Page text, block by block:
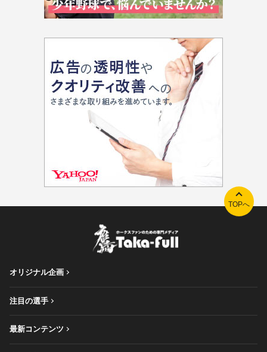
TOPへ
オリジナル企画
注目の選手
最新コンテンツ